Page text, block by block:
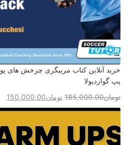
خرید آنلاین کتاب مربیگری چرخش های
پپ گواردیولا
تومان185,000.00 تومان150,000.00